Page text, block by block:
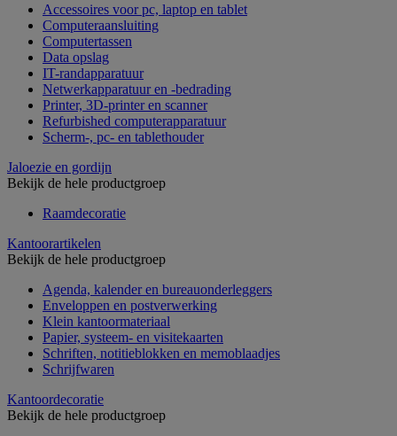
Accessoires voor pc, laptop en tablet
Computeraansluiting
Computertassen
Data opslag
IT-randapparatuur
Netwerkapparatuur en -bedrading
Printer, 3D-printer en scanner
Refurbished computerapparatuur
Scherm-, pc- en tablethouder
Jaloezie en gordijn
Bekijk de hele productgroep
Raamdecoratie
Kantoorartikelen
Bekijk de hele productgroep
Agenda, kalender en bureauonderleggers
Enveloppen en postverwerking
Klein kantoormateriaal
Papier, systeem- en visitekaarten
Schriften, notitieblokken en memoblaadjes
Schrijfwaren
Kantoordecoratie
Bekijk de hele productgroep